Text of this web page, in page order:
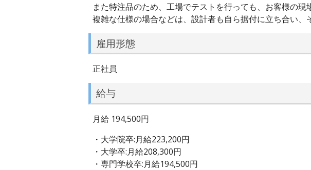
また特注品のため、工場でテストを行っても、お客様の
複雑な仕様の場合などは、設計者も自ら据付に立ち合い、
雇用形態
正社員
給与
月給 194,500円
・大学院卒:月給223,200円
・大学卒:月給208,300円
・専門学校卒:月給194,500円